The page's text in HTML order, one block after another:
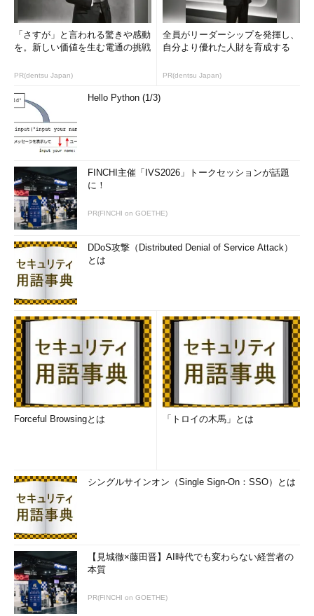
「さすが」と言われる驚きや感動
を。新しい価値を生む電通の挑戦
PR(dentsu Japan)
全員がリーダーシップを発揮し、
自分より優れた人財を育成する
PR(dentsu Japan)
Hello Python (1/3)
FINCHI主催「IVS2026」トークセッションが話題
に！
PR(FINCHI on GOETHE)
DDoS攻撃（Distributed Denial of Service Attack）
とは
Forceful Browsingとは 「トロイの木馬」とは
シングルサインオン（Single Sign-On：SSO）とは
【見城徹×藤田晋】AI時代でも変わらない経営者の
本質
PR(FINCHI on GOETHE)